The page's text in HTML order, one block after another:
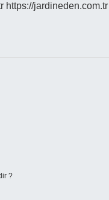
https://jardineden.com.tr
?